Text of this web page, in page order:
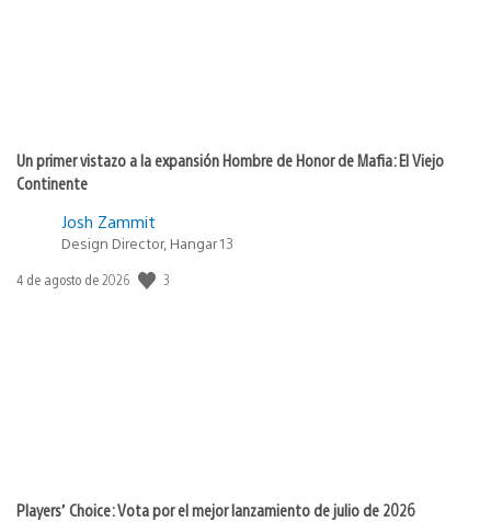
Un primer vistazo a la expansión Hombre de Honor de Mafia: El Viejo
Continente
Josh Zammit
Design Director, Hangar 13
Fecha
4 de agosto de 2026 3
Players’ Choice: Vota por el mejor lanzamiento de julio de 2026